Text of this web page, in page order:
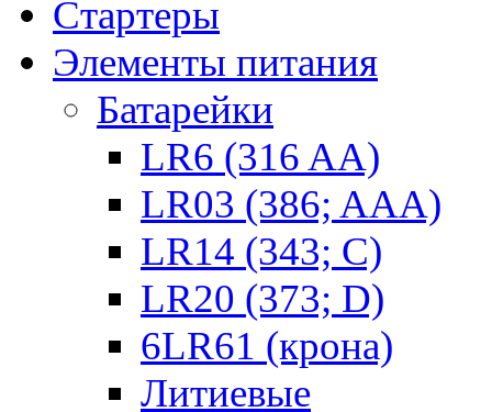
Стартеры
Элементы питания
Батарейки
LR6 (316 AA)
LR03 (386; AAA)
LR14 (343; C)
LR20 (373; D)
6LR61 (крона)
Литиевые